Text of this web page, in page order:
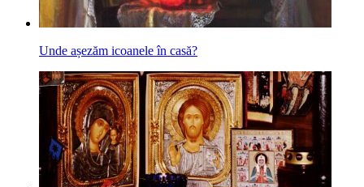
Unde așezăm icoanele în casă?